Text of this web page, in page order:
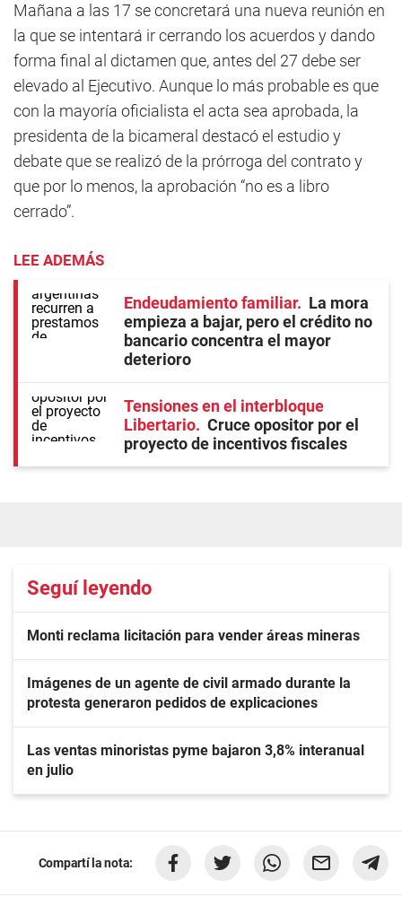
Mañana a las 17 se concretará una nueva reunión en
la que se intentará ir cerrando los acuerdos y dando
forma final al dictamen que, antes del 27 debe ser
elevado al Ejecutivo. Aunque lo más probable es que
con la mayoría oficialista el acta sea aprobada, la
presidenta de la bicameral destacó el estudio y
debate que se realizó de la prórroga del contrato y
que por lo menos, la aprobación “no es a libro
cerrado”.
LEE ADEMÁS
Endeudamiento familiar
La mora
empieza a bajar, pero el crédito no
bancario concentra el mayor
deterioro
Tensiones en el interbloque
Libertario
Cruce opositor por el
proyecto de incentivos fiscales
Seguí leyendo
Monti reclama licitación para vender áreas mineras
Imágenes de un agente de civil armado durante la
protesta generaron pedidos de explicaciones
Las ventas minoristas pyme bajaron 3,8% interanual
en julio
Compartí la nota: